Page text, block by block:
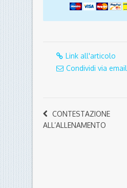
Link all'articolo
Condividi via email
CONTESTAZIONE
ALL’ALLENAMENTO